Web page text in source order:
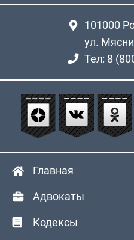
101000
ул.
Тел: 8
Главная
Адвокаты
Кодексы